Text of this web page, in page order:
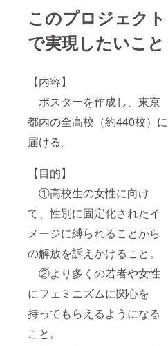
このプロジェクト
で実現したいこと
【内容】
ポスターを作成し、東京
都内の全高校（約440校）に
届ける。
【目的】
①高校生の女性に向け
て、性別に固定化されたイ
メージに縛られることから
の解放を訴えかけること。
②より多くの若者や女性
にフェミニズムに関心を
持ってもらえるようになる
こと。